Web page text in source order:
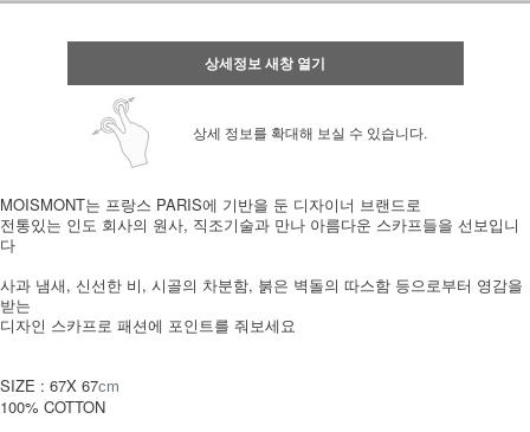
상세정보 새창 열기
상세 정보를 확대해 보실 수 있습니다.
MOISMONT는 프랑스 PARIS에 기반을 둔 디자이너 브랜드로
전통있는 인도 회사의 원사, 직조기술과 만나 아름다운 스카프들을 선보입니
다
사과 냄새, 신선한 비, 시골의 차분함, 붉은 벽돌의 따스함 등으로부터 영감을
받는
디자인 스카프로 패션에 포인트를 줘보세요
SIZE : 67X 67cm
100% COTTON